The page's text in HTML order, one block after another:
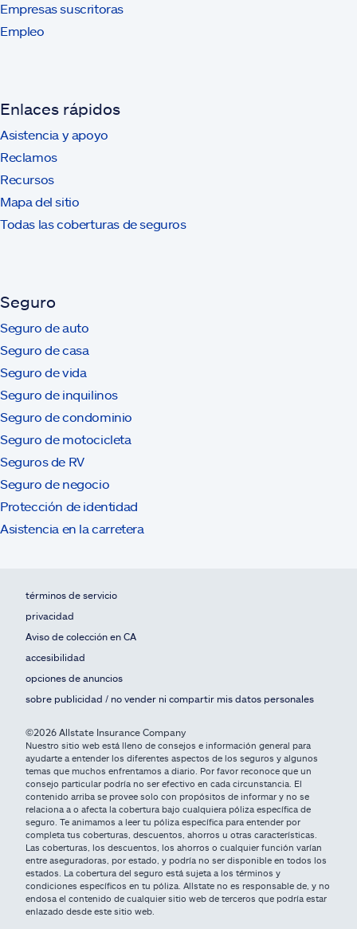
Empresas suscritoras
Empleo
Enlaces rápidos
Asistencia y apoyo
Reclamos
Recursos
Mapa del sitio
Todas las coberturas de seguros
Seguro
Seguro de auto
Seguro de casa
Seguro de vida
Seguro de inquilinos
Seguro de condominio
Seguro de motocicleta
Seguros de RV
Seguro de negocio
Protección de identidad
Asistencia en la carretera
términos de servicio
privacidad
Aviso de colección en CA
accesibilidad
opciones de anuncios
sobre publicidad / no vender ni compartir mis datos personales
©2026 Allstate Insurance Company
Nuestro sitio web está lleno de consejos e información general para
ayudarte a entender los diferentes aspectos de los seguros y algunos
temas que muchos enfrentamos a diario. Por favor reconoce que un
consejo particular podría no ser efectivo en cada circunstancia. El
contenido arriba se provee solo con propósitos de informar y no se
relaciona a o afecta la cobertura bajo cualquiera póliza específica de
seguro. Te animamos a leer tu póliza específica para entender por
completa tus coberturas, descuentos, ahorros u otras características.
Las coberturas, los descuentos, los ahorros o cualquier función varían
entre aseguradoras, por estado, y podría no ser disponible en todos los
estados. La cobertura del seguro está sujeta a los términos y
condiciones específicos en tu póliza. Allstate no es responsable de, y no
endosa el contenido de cualquier sitio web de terceros que podría estar
enlazado desde este sitio web.